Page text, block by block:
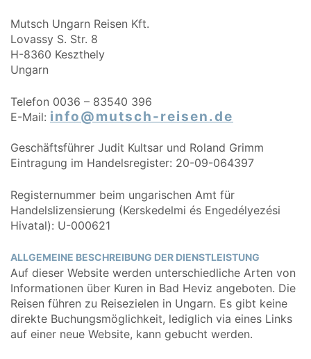
Mutsch Ungarn Reisen Kft.
Lovassy S. Str. 8
H-8360 Keszthely
Ungarn
Telefon 0036 – 83540 396
E-Mail: info@mutsch-reisen.de
Geschäftsführer Judit Kultsar und Roland Grimm
Eintragung im Handelsregister: 20-09-064397
Registernummer beim ungarischen Amt für
Handelslizensierung (Kerskedelmi és Engedélyezési
Hivatal): U-000621
ALLGEMEINE BESCHREIBUNG DER DIENSTLEISTUNG
Auf dieser Website werden unterschiedliche Arten von
Informationen über Kuren in Bad Heviz angeboten. Die
Reisen führen zu Reisezielen in Ungarn. Es gibt keine
direkte Buchungsmöglichkeit, lediglich via eines Links
auf einer neue Website, kann gebucht werden.